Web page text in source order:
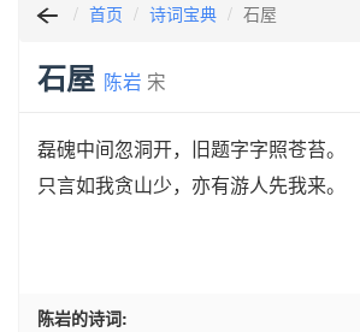
首页 诗词宝典 石屋
石屋 陈岩 宋
磊磈中间忽洞开，旧题字字照苍苔。
只言如我贪山少，亦有游人先我来。
陈岩的诗词: